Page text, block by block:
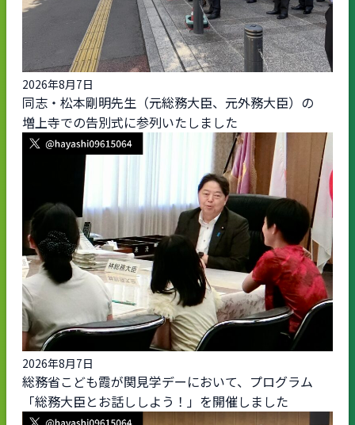
2026年8月7日
同志・松本剛明先生（元総務大臣、元外務大臣）の
増上寺での告別式に参列いたしました
2026年8月7日
総務省こども霞が関見学デーにおいて、プログラム
「総務大臣とお話ししよう！」を開催しました